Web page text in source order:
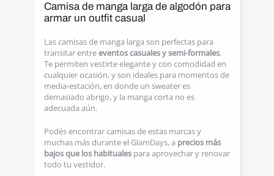
Camisa de manga larga de algodón para
armar un outfit casual
Las camisas de manga larga son perfectas para
transitar entreeventos casuales y semi-formales.
Te permiten vestirte elegante y con comodidad en
cualquier ocasión, y son ideales para momentos de
media-estación, en donde un sweater es
demasiado abrigo, y la manga corta no es
adecuada aún.
Podés encontrar camisas de estas marcas y
muchas más durante el GlamDays, a precios más
bajos que los habitualespara aprovechar y renovar
todo tu vestidor.